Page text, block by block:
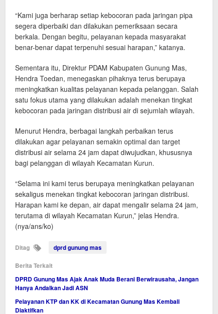
“Kami juga berharap setiap kebocoran pada jaringan pipa
segera diperbaiki dan dilakukan pemeriksaan secara
berkala. Dengan begitu, pelayanan kepada masyarakat
benar-benar dapat terpenuhi sesuai harapan,” katanya.
Sementara itu, Direktur PDAM Kabupaten Gunung Mas,
Hendra Toedan, menegaskan pihaknya terus berupaya
meningkatkan kualitas pelayanan kepada pelanggan. Salah
satu fokus utama yang dilakukan adalah menekan tingkat
kebocoran pada jaringan distribusi air di sejumlah wilayah.
Menurut Hendra, berbagai langkah perbaikan terus
dilakukan agar pelayanan semakin optimal dan target
distribusi air selama 24 jam dapat diwujudkan, khususnya
bagi pelanggan di wilayah Kecamatan Kurun.
“Selama ini kami terus berupaya meningkatkan pelayanan
sekaligus menekan tingkat kebocoran jaringan distribusi.
Harapan kami ke depan, air dapat mengalir selama 24 jam,
terutama di wilayah Kecamatan Kurun,” jelas Hendra.
(nya/ans/ko)
Ditag dprd gunung mas
Berita Terkait
DPRD Gunung Mas Ajak Anak Muda Berani Berwirausaha, Jangan
Hanya Andalkan Jadi ASN
Pelayanan KTP dan KK di Kecamatan Gunung Mas Kembali
Diaktifkan